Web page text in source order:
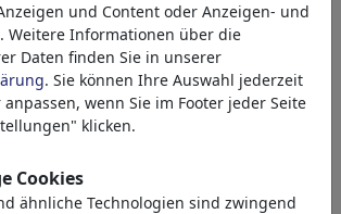
(22591)
(10390)
und Content oder Anzeigen- und
Weitere Informationen über die
Daten finden Sie in unserer
. Sie können Ihre Auswahl jederzeit
wenn Sie im Footer jeder Seite
klicken.
Cookies
ähnliche Technologien sind zwingend